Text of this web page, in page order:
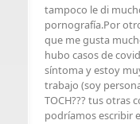
tampoco le di
pornografía.Por
que me gusta
hubo casos de
síntoma y estoy
trabajo (soy
TOCH??? tus otras
podríamos escribir